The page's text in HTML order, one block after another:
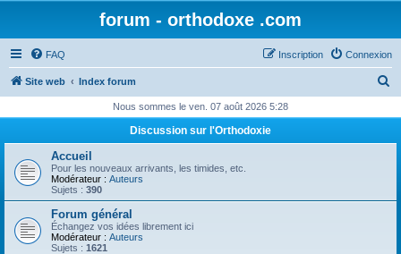
forum - orthodoxe .com
FAQ Connexion
Inscription
Site web Index forum
h
Nous sommes le ven. 07 août 2026 5:28
Discussion sur l'Orthodoxie
Accueil
Pour les nouveaux arrivants, les timides, etc.
Modérateur : Auteurs
Sujets : 390
Forum général
Échangez vos idées librement ici
Modérateur : Auteurs
Sujets : 1621